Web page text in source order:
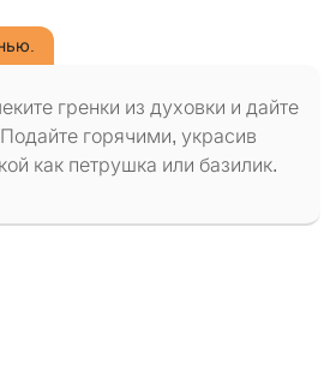
гренки из духовки и дайте
горячими, украсив
как петрушка или базилик.